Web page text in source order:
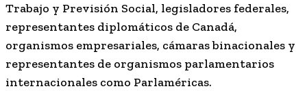
Trabajo y Previsión Social, legisladores federales,
representantes diplomáticos de Canadá,
organismos empresariales, cámaras binacionales y
representantes de organismos parlamentarios
internacionales como Parlaméricas.